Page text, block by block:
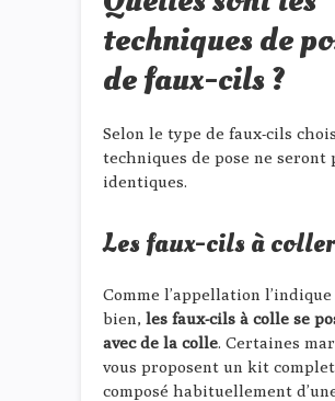
techniques de
de faux-cils ?
Selon le type de faux-cils
techniques de pose ne seront
identiques.
Les faux-cils à coller
Comme l’appellation l’indique
bien, les faux-cils à colle se
avec de la colle. Certaines
vous proposent un kit complet
composé habituellement